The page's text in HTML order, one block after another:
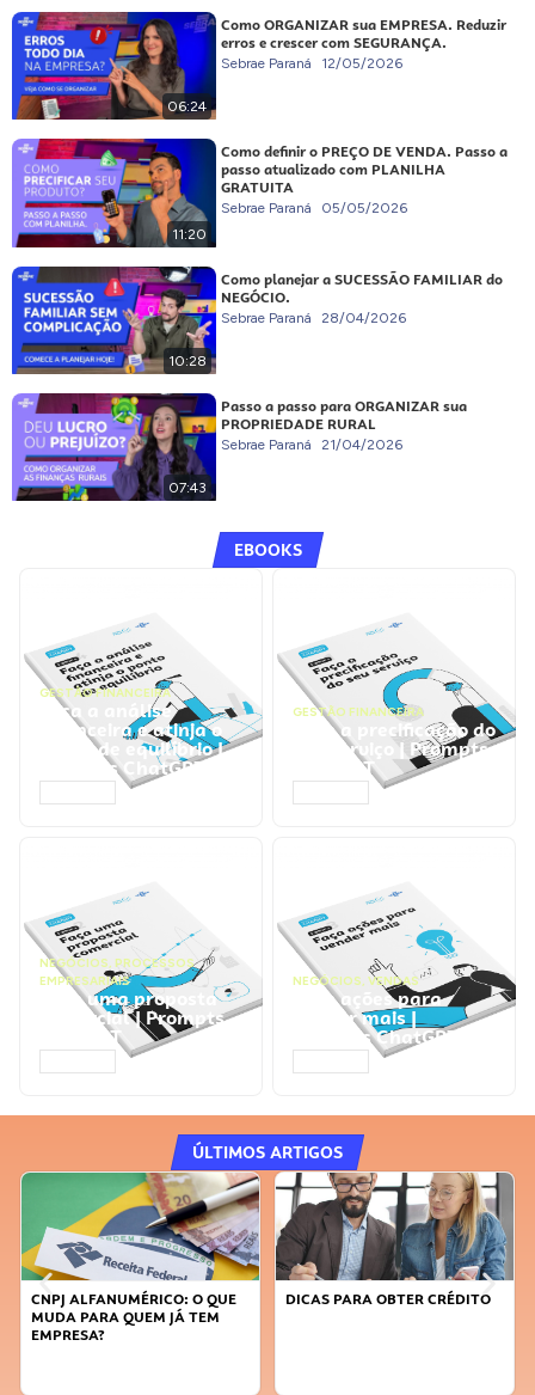
06:24
Como ORGANIZAR sua EMPRESA. Reduzir
erros e crescer com SEGURANÇA.
Sebrae Paraná 12/05/2026
11:20
Como definir o PREÇO DE VENDA. Passo a
passo atualizado com PLANILHA
GRATUITA
Sebrae Paraná 05/05/2026
10:28
Como planejar a SUCESSÃO FAMILIAR do
NEGÓCIO.
Sebrae Paraná 28/04/2026
07:43
Passo a passo para ORGANIZAR sua
PROPRIEDADE RURAL
Sebrae Paraná 21/04/2026
EBOOKS
GESTÃO FINANCEIRA
Faça a análise
financeira e atinja o
ponto de equilíbrio |
Prompts ChatGPT
GESTÃO FINANCEIRA
Faça a precificação do
seu serviço | Prompts
ChatGPT
NEGÓCIOS, PROCESSOS
EMPRESARIAIS
Faça uma proposta
comercial | Prompts
ChatGPT
NEGÓCIOS, VENDAS
Faça ações para
vender mais |
Prompts ChatGPT
ÚLTIMOS ARTIGOS
CNPJ ALFANUMÉRICO: O QUE
MUDA PARA QUEM JÁ TEM
EMPRESA?
DICAS PARA OBTER CRÉDITO